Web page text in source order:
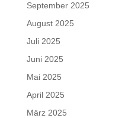
September 2025
August 2025
Juli 2025
Juni 2025
Mai 2025
April 2025
März 2025